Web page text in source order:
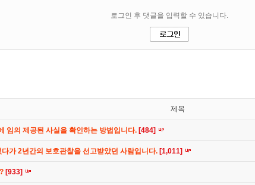
제목
임의 제공된 사실을 확인하는 방법입니다. [484]
가 2년간의 보호관찰을 선고받았던 사람입니다. [1,011]
[933]